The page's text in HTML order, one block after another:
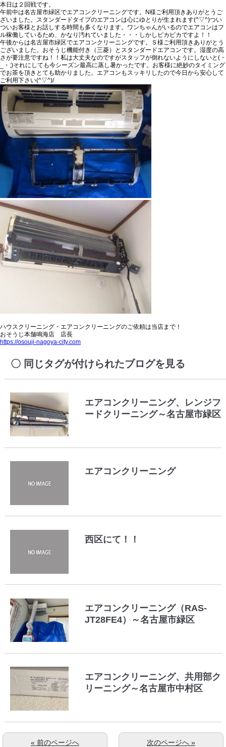
本日は２回戦です。
午前中は名古屋市緑区でエアコンクリーニングです。N様ご利用頂きありがとうご
ざいました。スタンダードタイプのエアコンは心にゆとりが生まれます(^▽^)つい
ついお客様とお話しする時間も多くなります。ワンちゃんがいるのでエアコンはフ
ル稼働しているため、かなり汚れていました・・・しかしピカピカですよ！！
午後からは名古屋市緑区でエアコンクリーニングです。Ｓ様ご利用頂きありがとう
ございました。おそうじ機能付き（三菱）とスタンダードエアコンです。湿度の高
さが要注意ですね！！私は大丈夫なのですがスタッフが倒れないようにしないと(・
_・;)それにしても今シーズン最高に蒸し暑かったです。お客様に絶妙のタイミング
でお茶を頂きとても助かりました。エアコンもスッキリしたので今日から安心して
ご利用下さい(^▽^)/
ハウスクリーニング・エアコンクリーニングのご依頼は当店まで！
おそうじ本舗鳴海店 店長
https://osouji-nagoya-city.com
同じタグが付けられたブログを見る
エアコンクリーニング、レンジフ
ードクリーニング～名古屋市緑区
エアコンクリーニング
西区にて！！
エアコンクリーニング（RAS-
JT28FE4）～名古屋市緑区
エアコンクリーニング、共用部ク
リーニング～名古屋市中村区
次のページへ »
« 前のページへ